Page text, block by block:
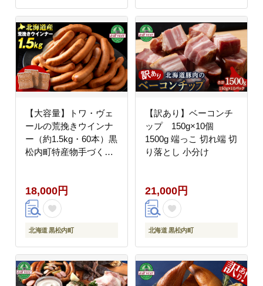
【大容量】トワ・ヴェ
ールの荒挽きウインナ
ー（約1.5kg・60本）黒
松内町特産物手づくり
18,000円
北海道 黒松内町
【訳あり】ベーコンチ
ップ 150g×10個
1500g 端っこ 切れ端 切
り落とし 小分け
21,000円
北海道 黒松内町